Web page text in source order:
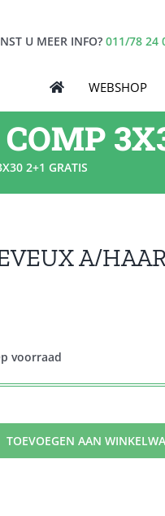
U MEER INFO? 011/78 24
WEBSHOP
2+1 GRATIS
A/
voorraad
TOEVOEGEN AAN